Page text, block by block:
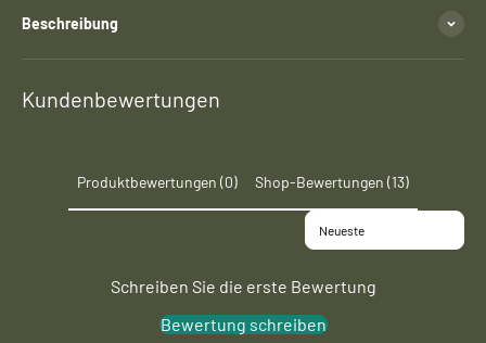
Beschreibung
Kundenbewertungen
Produktbewertungen (0) Shop-Bewertungen (13)
Sort reviews by
Schreiben Sie die erste Bewertung
Bewertung schreiben